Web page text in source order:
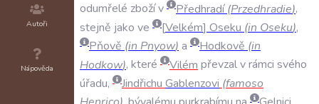
Autoři
Nápověda
odumřelé zbožív Předhradí(Przedhradie),
stejně jako ve Velkém Oseku (in Oseku),
Pňově (in Pnyow) a Hodkově (in
Hodkow), které Vilém převzalvrámci svého
úřadu, Jindřichu Gablenzovi (famoso